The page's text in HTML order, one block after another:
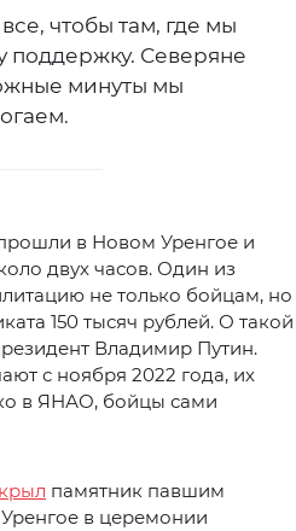
чтобы там, где мы
поддержку. Северяне
минуты мы
в Новом Уренгое и
двух часов. Один из
не только бойцам, но
150 тысяч рублей. О такой
Владимир Путин.
с ноября 2022 года, их
в ЯНАО, бойцы сами
памятник павшим
в церемонии